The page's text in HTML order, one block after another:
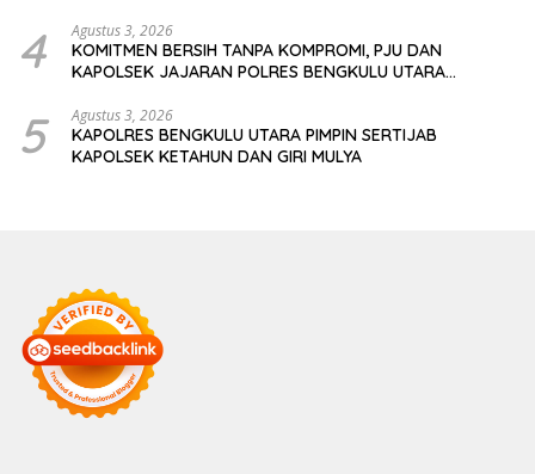
4 Agustus 3, 2026
KOMITMEN BERSIH TANPA KOMPROMI, PJU DAN
KAPOLSEK JAJARAN POLRES BENGKULU UTARA
5 Agustus 3, 2026
KAPOLRES BENGKULU UTARA PIMPIN SERTIJAB
KAPOLSEK KETAHUN DAN GIRI MULYA